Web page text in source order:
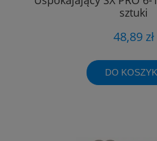
sztuki
48,89 zł
DO